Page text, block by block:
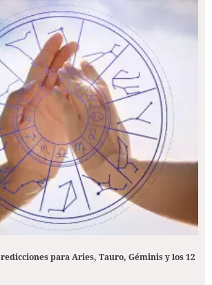
para Aries, Tauro, Géminis y los 12